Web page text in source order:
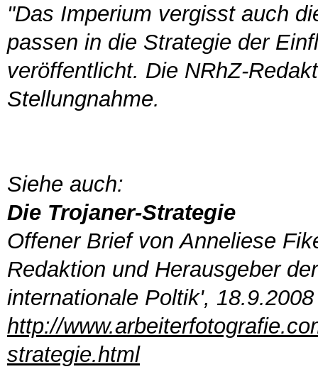
"Das Imperium vergisst auch
passen in die Strategie der
veröffentlicht. Die NRhZ-
Stellungnahme.
Siehe auch:
Die Trojaner-Strategie
Offener Brief von Anneliese
Redaktion und Herausgeber
internationale Poltik', 18.9.2008
http://
strategie.html